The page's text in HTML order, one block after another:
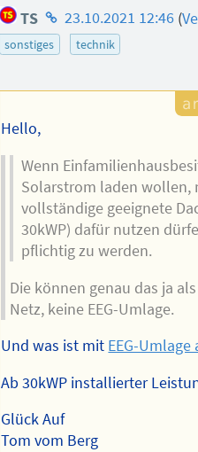
TS Homepage
des
23.10.2021 12:46 (
sonstiges technik
Hello,
Wenn
Solarstrom laden wollen,
vollständige geeignete
30kWP) dafür nutzen
pflichtig zu werden.
Die können genau das ja
Netz, keine EEG-Umlage.
Und was ist mit EEG-
Ab 30kWP installierter
Glück Auf
Tom vom Berg